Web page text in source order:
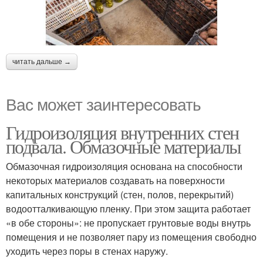
читать дальше →
Вас может заинтересовать
Гидроизоляция внутренних стен
подвала. Обмазочные материалы
Обмазочная гидроизоляция основана на способности
некоторых материалов создавать на поверхности
капитальных конструкций (стен, полов, перекрытий)
водоотталкивающую пленку. При этом защита работает
«в обе стороны»: не пропускает грунтовые воды внутрь
помещения и не позволяет пару из помещения свободно
уходить через поры в стенах наружу.